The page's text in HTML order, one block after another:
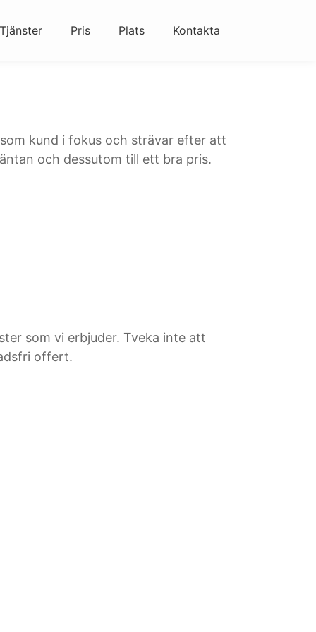
Tjänster Pris Plats Kontakta
kund i fokus och strävar efter att
och dessutom till ett bra pris.
som vi erbjuder. Tveka inte att
offert.